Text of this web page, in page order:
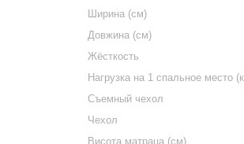
Ширина (см)
Довжина (см)
Жёсткость
Нагрузка на 1 спальное место
Съемный чехол
Чехол
Висота матраца (см)